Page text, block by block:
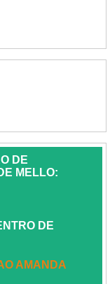
DE
MELLO:
DE
AMANDA